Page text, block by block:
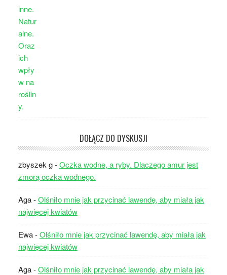
DOŁĄCZ DO DYSKUSJI
zbyszek g-Oczka wodne, a ryby. Dlaczego amur jest
zmorą oczka wodnego.
Aga-Olśniło mnie jak przycinać lawendę, aby miała jak
najwięcej kwiatów
Ewa-Olśniło mnie jak przycinać lawendę, aby miała jak
najwięcej kwiatów
Aga-Olśniło mnie jak przycinać lawendę, aby miała jak